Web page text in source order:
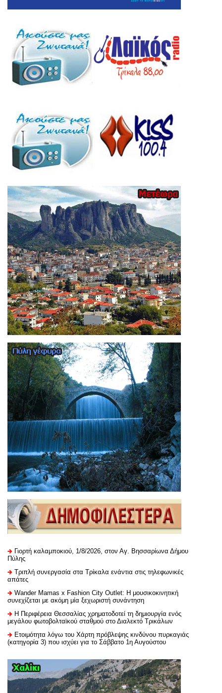
Γιορτή καλαμποκιού, 1/8/2026, στον Αγ. Βησσαρίωνα Δήμου
Πύλης
Τριπλή συνεργασία στα Τρίκαλα ενάντια στις τηλεφωνικές
απάτες
Wander Mamas x Fashion City Outlet: Η μουσικοκινητική
συνεχίζεται με ακόμη μία ξεχωριστή συνάντηση
H Περιφέρεια Θεσσαλίας χρηματοδοτεί τη δημιουργία ενός
μεγάλου φωτοβολταϊκού σταθμού στο Διαλεκτό Τρικάλων
Ετοιμότητα λόγω του Χάρτη πρόβλεψης κινδύνου πυρκαγιάς
(κατηγορία 3) που ισχύει για το Σάββατο 1η Αυγούστου